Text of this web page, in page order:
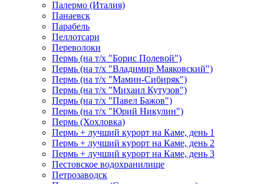
Палермо (Италия)
Панаевск
Парабель
Пеллотсари
Переволоки
Пермь (на т/х "Борис Полевой")
Пермь (на т/х "Владимир Маяковский")
Пермь (на т/х "Мамин-Сибиряк")
Пермь (на т/х "Михаил Кутузов")
Пермь (на т/х "Павел Бажов")
Пермь (на т/х "Юрий Никулин")
Пермь (Хохловка)
Пермь + лучший курорт на Каме, день 1
Пермь + лучший курорт на Каме, день 2
Пермь + лучший курорт на Каме, день 3
Пестовское водохранилище
Петрозаводск